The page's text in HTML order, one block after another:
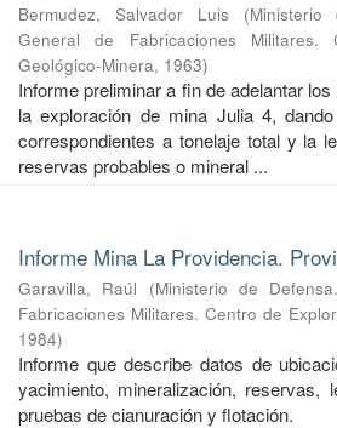
Bermudez, Salvador Luis (
General de Fabricaciones Militares.
Geológico-Minera, 1963)
Informe preliminar a fin de adelantar
la exploración de mina Julia 4,
correspondientes a tonelaje total y la
reservas probables o mineral ...
Informe Mina La Providencia.
Garavilla, Raúl (Ministerio de
Fabricaciones Militares. Centro de
1984)
Informe que describe datos de
yacimiento, mineralización, reservas,
pruebas de cianuración y flotación.